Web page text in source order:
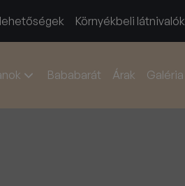
Környékbeli látnivalók
Bababarát Árak Galéria